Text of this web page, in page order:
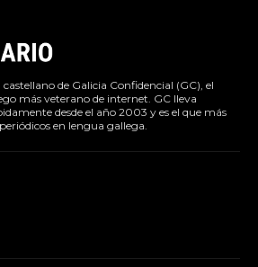
de Galicia Confidencial (GC), el
más veterano de internet. GC lleva
desde el año 2003 y es el que más
en lengua gallega.